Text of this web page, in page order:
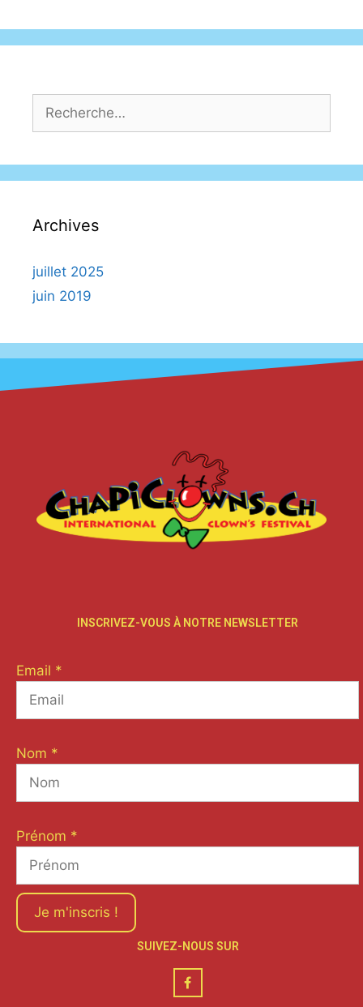
Archives
juillet 2025
juin 2019
INSCRIVEZ-VOUS À NOTRE NEWSLETTER
Email *
Nom *
Prénom *
Je m'inscris !
SUIVEZ-NOUS SUR